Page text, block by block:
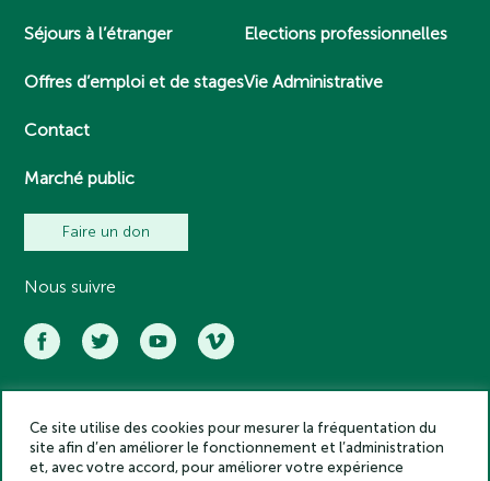
Séjours à l’étranger
Offres d’emploi et de stages
Contact
Marché public
Elections professionnelles
Vie Administrative
Faire un don
Nous suivre
Académie des inscriptions et belles lettres – Tous droits réservés
2025
Politique de confidentialité
Ce site utilise des cookies pour mesurer la fréquentation du
site afin d’en améliorer le fonctionnement et l’administration
et, avec votre accord, pour améliorer votre expérience